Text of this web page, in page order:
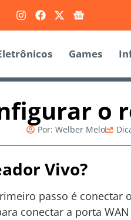
Games
o
Por: Welber Melo
Vivo?
passo é conectar
conectar a porta